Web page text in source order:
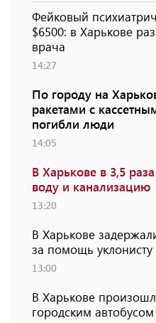
Фейковый
$6500: в Харькове
врача
14:27
По городу на
ракетами с
погибли люди
14:05
В Харькове в 3,5
воду и канализацию
13:20
В Харькове
за помощь уклонисту
13:00
В Харькове
городским автобусом